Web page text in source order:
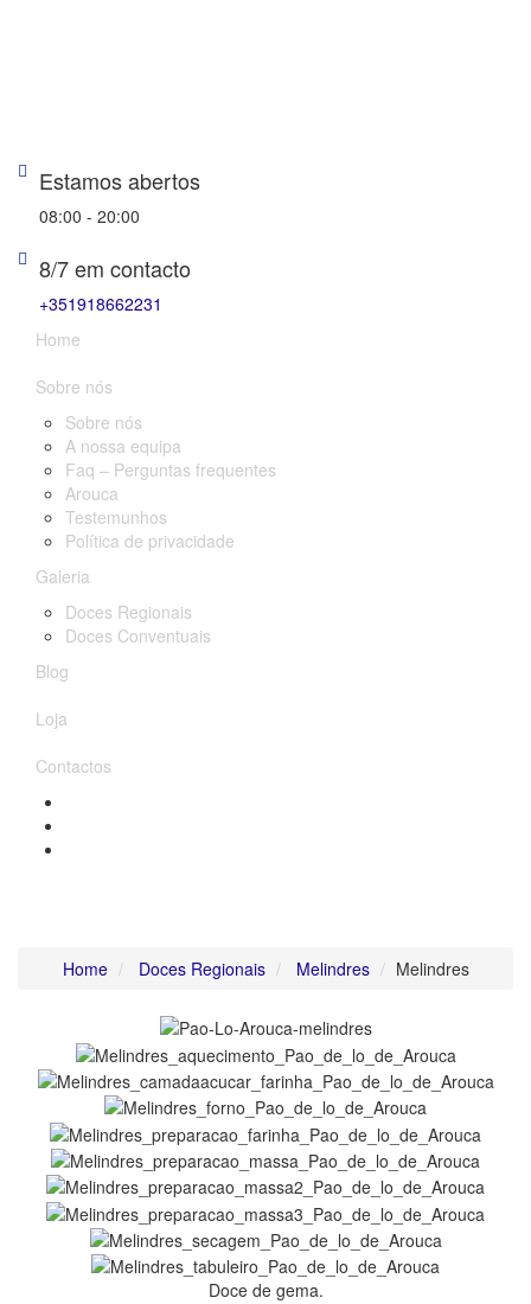
Estamos abertos
08:00 - 20:00
8/7 em contacto
+351918662231
Home
Sobre nós
Sobre nós
A nossa equipa
Faq – Perguntas frequentes
Arouca
Testemunhos
Política de privacidade
Galeria
Doces Regionais
Doces Conventuais
Blog
Loja
Contactos
Home Doces Regionais Melindres Melindres
Doce de gema.